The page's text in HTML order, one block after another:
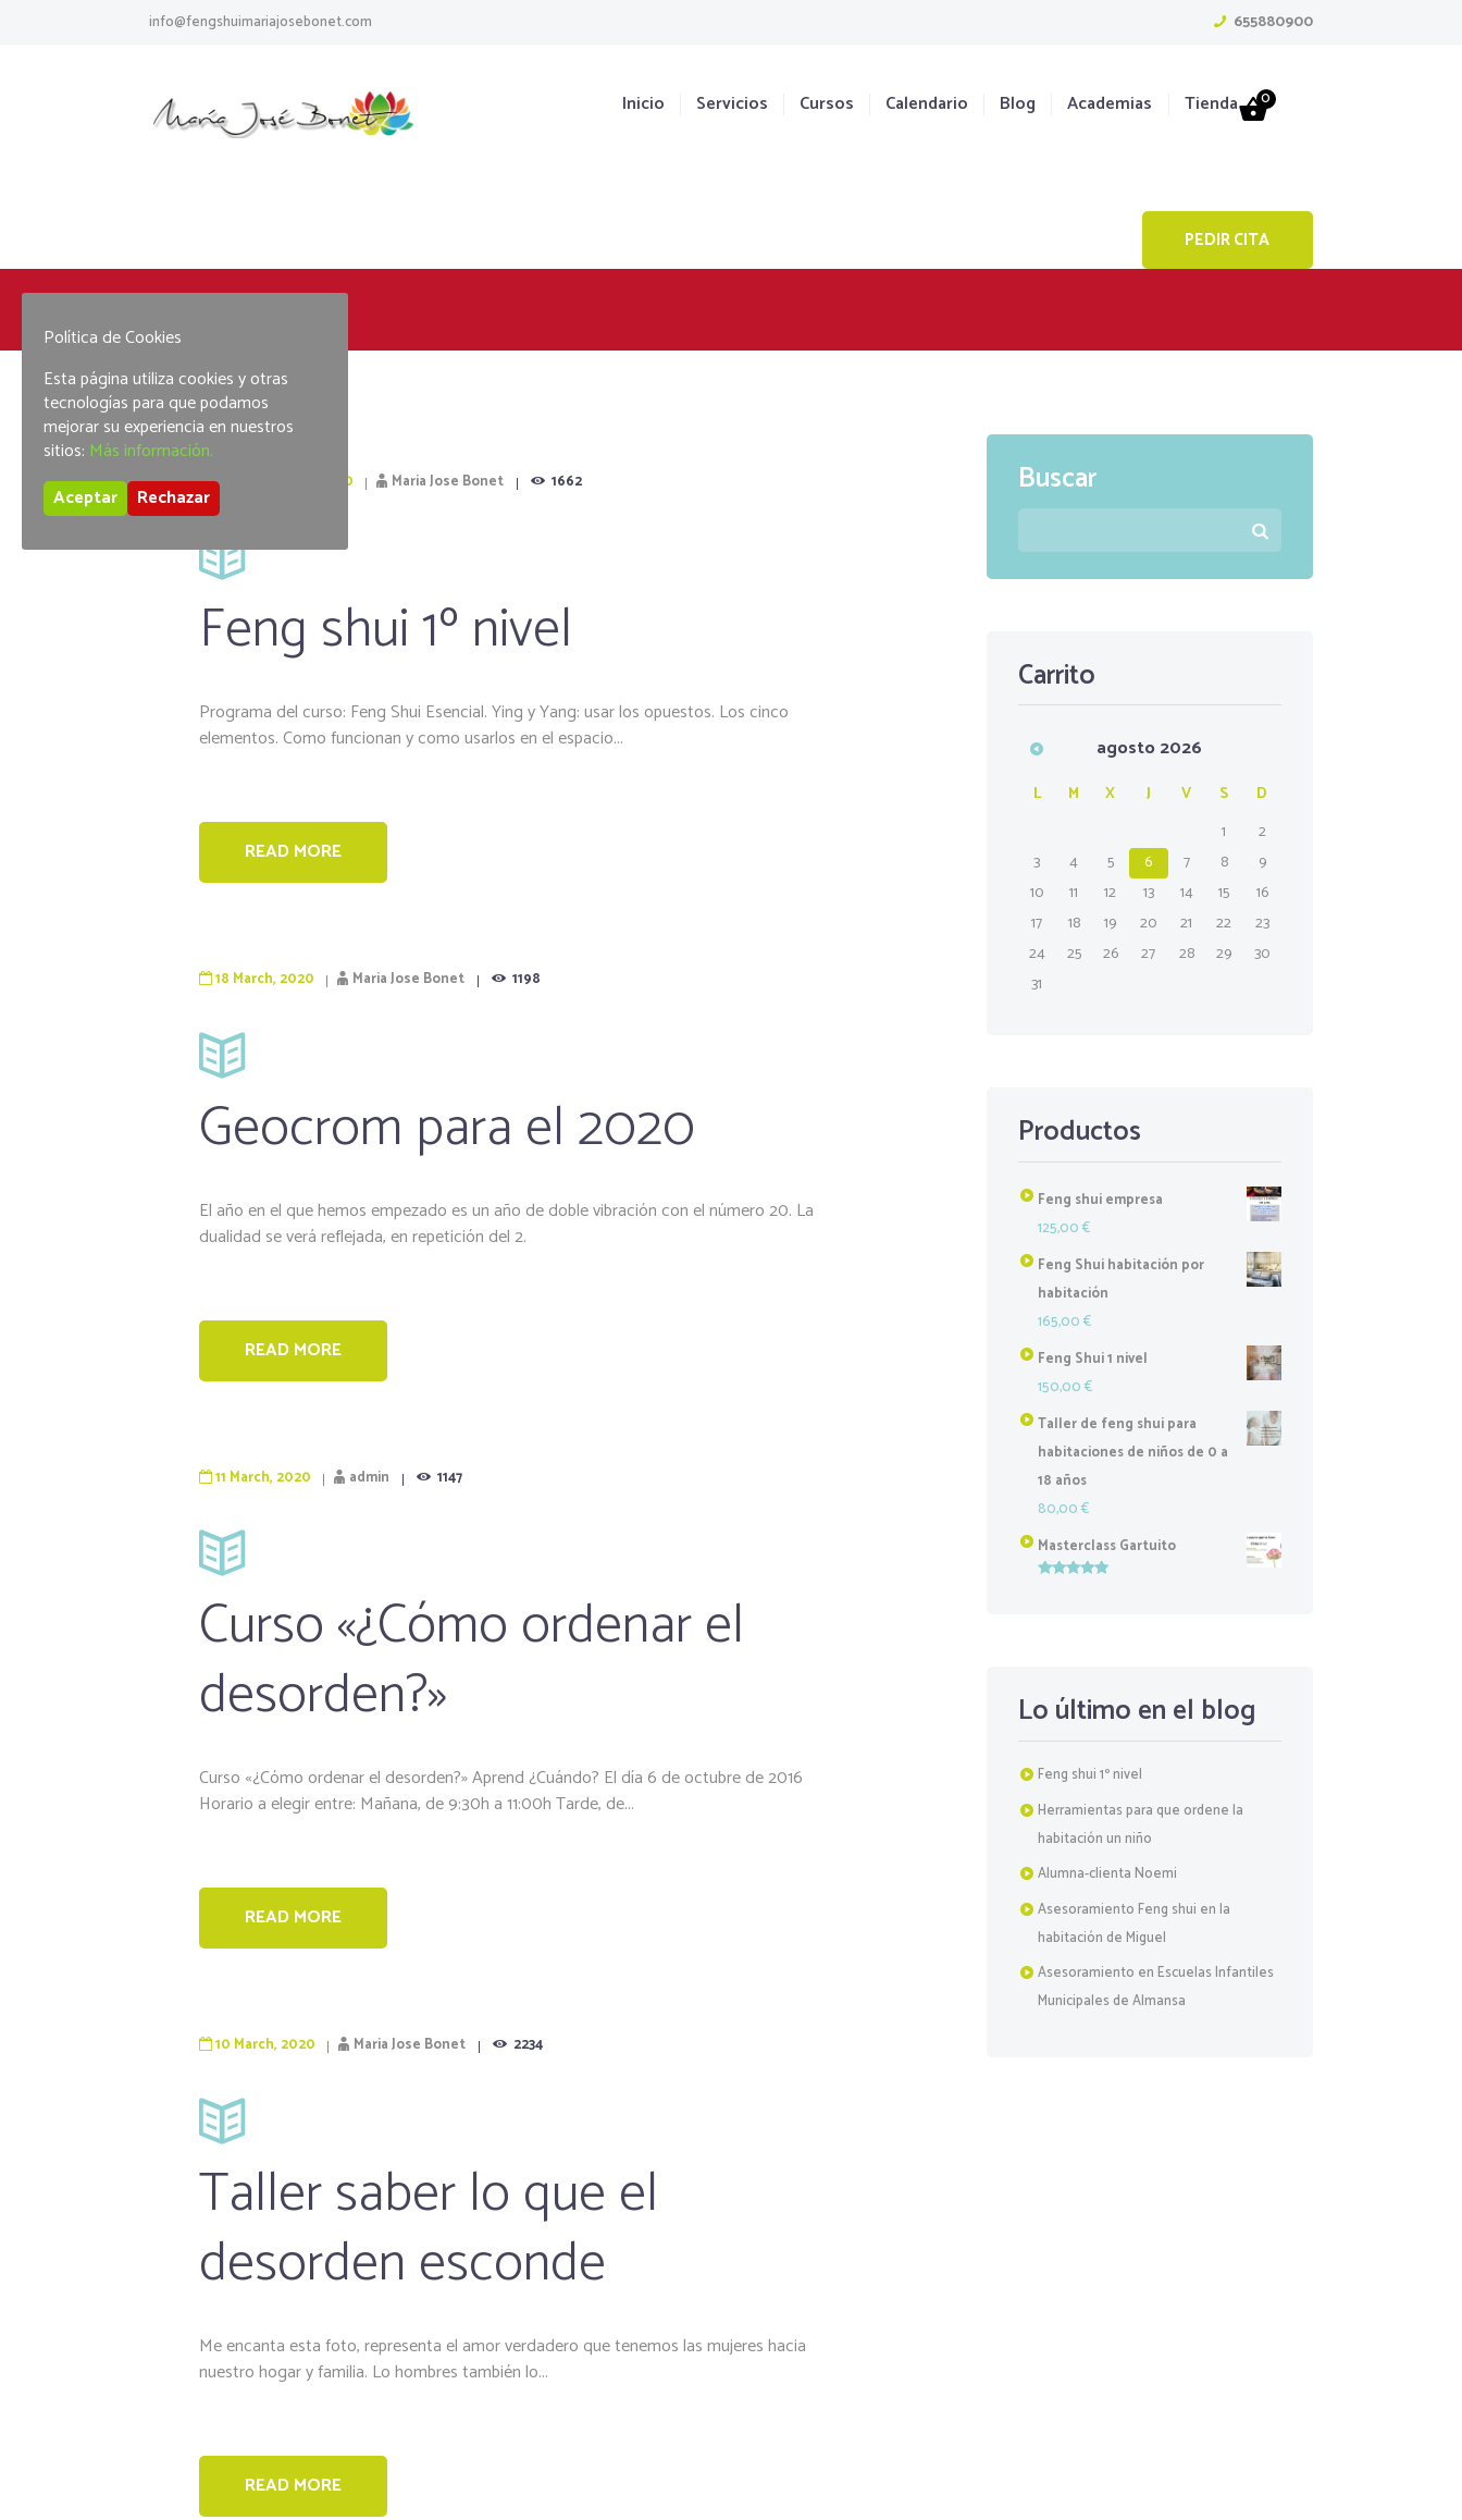
info@fengshuimariajosebonet.com 655880900
Inicio Servicios Cursos Calendario Blog Academias Tienda 0
PEDIR CITA
20 September, 2020 Maria Jose Bonet 1662
Feng shui 1º nivel
Programa del curso: Feng Shui Esencial. Ying y Yang: usar los opuestos. Los cinco
elementos. Como funcionan y como usarlos en el espacio...
READ MORE
18 March, 2020 Maria Jose Bonet 1198
Geocrom para el 2020
El año en el que hemos empezado es un año de doble vibración con el número 20. La
dualidad se verá reflejada, en repetición del 2.
READ MORE
11 March, 2020 admin 1147
Curso «¿Cómo ordenar el
desorden?»
Curso «¿Cómo ordenar el desorden?» Aprend ¿Cuándo? El día 6 de octubre de 2016
Horario a elegir entre: Mañana, de 9:30h a 11:00h Tarde, de...
READ MORE
10 March, 2020 Maria Jose Bonet 2234
Taller saber lo que el
desorden esconde
Me encanta esta foto, representa el amor verdadero que tenemos las mujeres hacia
nuestro hogar y familia. Lo hombres también lo...
READ MORE
Buscar
Carrito
agosto 2026
L M X J V S
D
1
2
3
4 5 6 7 8
9
10
11 12 13 14 15
16
17
18 19 20 21 22
23
24
25 26 27 28 29
30
31
Productos
Feng shui empresa
125,00€
Feng Shui habitación por
habitación
165,00€
Feng Shui 1 nivel
150,00€
Taller de feng shui para
habitaciones de niños de 0 a
18 años
80,00€
Masterclass Gartuito
Lo último en el blog
Feng shui 1º nivel
Herramientas para que ordene la
habitación un niño
Alumna-clienta Noemi
Asesoramiento Feng shui en la
habitación de Miguel
Asesoramiento en Escuelas Infantiles
Municipales de Almansa
Política de Cookies
Esta página utiliza cookies y otras
tecnologías para que podamos
mejorar su experiencia en nuestros
sitios: Más información.
Aceptar
Rechazar